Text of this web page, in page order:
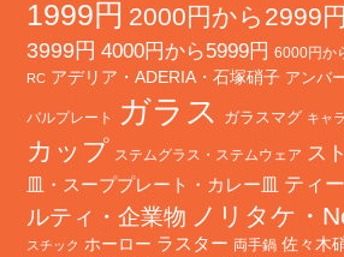
1999円 2000円から2999円
3999円 4000円から5999円 6000円か
RC アデリア・ADERIA・石塚硝子 アンバ
バルプレート ガラス ガラスマグ キャ
カップ ステムグラス・ステムウェア ス
皿・スーププレート・カレー皿 ティ
ルティ・企業物 ノリタケ・
スチック ホーロー ラスター 両手鍋 佐々木